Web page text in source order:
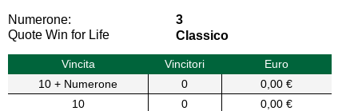
Numerone:
3
Quote Win for Life
Classico
Vincita Vincitori
Euro
10 + Numerone
0
0,00 €
10
0
0,00 €